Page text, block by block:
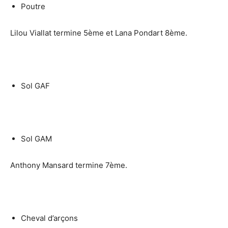
Poutre
Lilou Viallat termine 5ème et Lana Pondart 8ème.
Sol GAF
Sol GAM
Anthony Mansard termine 7ème.
Cheval d’arçons